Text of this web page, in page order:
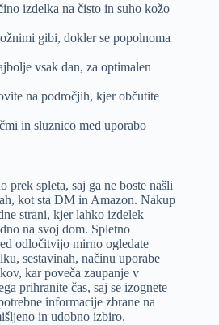
izdelka na čisto in suho kožo
gibi, dokler se popolnoma
vsak dan, za optimalen
na področjih, kjer občutite
in sluznico med uporabo
prek spleta, saj ga ne boste našli
kot sta DM in Amazon. Nakup
strani, kjer lahko izdelek
na svoj dom. Spletno
odločitvijo mirno ogledate
sestavinah, načinu uporabe
kar poveča zaupanje v
prihranite čas, saj se izognete
informacije zbrane na
in udobno izbiro.